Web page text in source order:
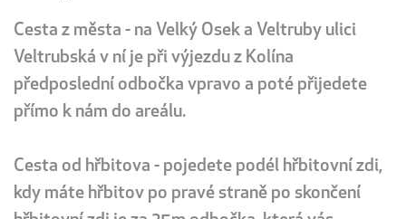
Cesta z města - na Velký Osek a Veltruby ulici
Veltrubská v ní je při výjezdu z Kolína
předposlední odbočka vpravo a poté přijedete
přímo k nám do areálu.
Cesta od hřbitova - pojedete podél hřbitovní zdi,
kdy máte hřbitov po pravé straně po skončení